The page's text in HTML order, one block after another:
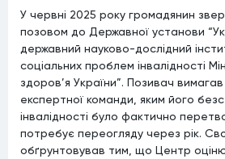
У червні 2025 року громадянин
позовом до Державної установи
державний науково-дослідний
соціальних проблем інвалідності
здоров’я України”. Позивач
експертної команди, яким його
інвалідності було фактично
потребує переогляду через рік.
обґрунтовував тим, що Центр